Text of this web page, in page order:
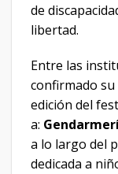
de
libertad.
Entre las
confirmado
edición del
a:
a lo largo del
dedicada a